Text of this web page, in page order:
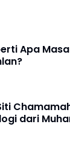
Apa
dari